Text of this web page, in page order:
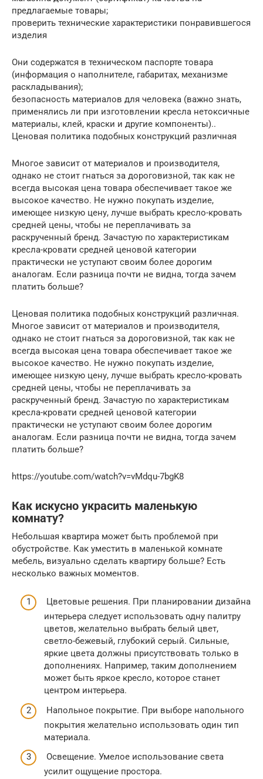
предлагаемые товары;
проверить технические характеристики понравившегося
изделия
Они содержатся в техническом паспорте товара
(информация о наполнителе, габаритах, механизме
раскладывания);
безопасность материалов для человека (важно знать,
применялись ли при изготовлении кресла нетоксичные
материалы, клей, краски и другие компоненты)..
Ценовая политика подобных конструкций различная
Многое зависит от материалов и производителя,
однако не стоит гнаться за дороговизной, так как не
всегда высокая цена товара обеспечивает такое же
высокое качество. Не нужно покупать изделие,
имеющее низкую цену, лучше выбрать кресло-кровать
средней цены, чтобы не переплачивать за
раскрученный бренд. Зачастую по характеристикам
кресла-кровати средней ценовой категории
практически не уступают своим более дорогим
аналогам. Если разница почти не видна, тогда зачем
платить больше?
Ценовая политика подобных конструкций различная.
Многое зависит от материалов и производителя,
однако не стоит гнаться за дороговизной, так как не
всегда высокая цена товара обеспечивает такое же
высокое качество. Не нужно покупать изделие,
имеющее низкую цену, лучше выбрать кресло-кровать
средней цены, чтобы не переплачивать за
раскрученный бренд. Зачастую по характеристикам
кресла-кровати средней ценовой категории
практически не уступают своим более дорогим
аналогам. Если разница почти не видна, тогда зачем
платить больше?
https://youtube.com/watch?v=vMdqu-7bgK8
Как искусно украсить маленькую
комнату?
Небольшая квартира может быть проблемой при
обустройстве. Как уместить в маленькой комнате
мебель, визуально сделать квартиру больше? Есть
несколько важных моментов.
Цветовые решения. При планировании дизайна
интерьера следует использовать одну палитру
цветов, желательно выбрать белый цвет,
светло-бежевый, глубокий серый. Сильные,
яркие цвета должны присутствовать только в
дополнениях. Например, таким дополнением
может быть яркое кресло, которое станет
центром интерьера.
Напольное покрытие. При выборе напольного
покрытия желательно использовать один тип
материала.
Освещение. Умелое использование света
усилит ощущение простора.